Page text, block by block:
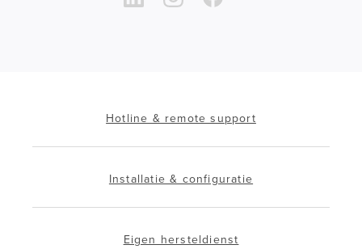
Hotline & remote support
Installatie & configuratie
Eigen hersteldienst